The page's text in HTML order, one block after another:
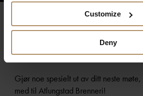
Customize
Deny
Konferansepakken
Gjør noe spesielt ut av ditt neste
med til Atlungstad Brenneri!